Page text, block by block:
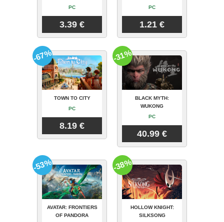
PC
3.39 €
PC
1.21 €
TOWN TO CITY
PC
8.19 €
-67%
BLACK MYTH:
WUKONG
PC
40.99 €
-31%
AVATAR: FRONTIERS
OF PANDORA
-53%
HOLLOW KNIGHT:
SILKSONG
-38%